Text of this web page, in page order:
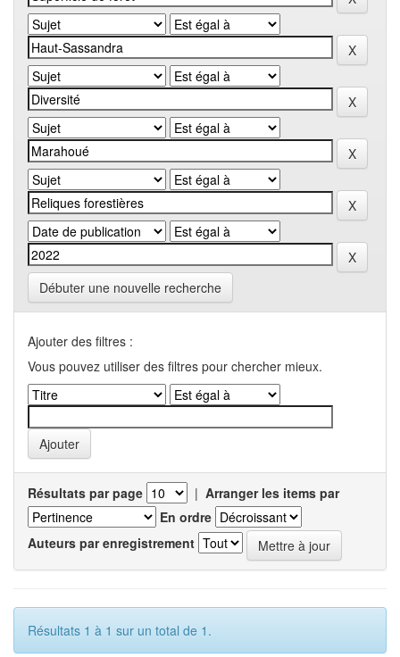
Débuter une nouvelle recherche
Ajouter des filtres :
Vous pouvez utiliser des filtres pour chercher mieux.
Résultats par page | Arranger les items par
En ordre
Auteurs par enregistrement
Résultats 1 à 1 sur un total de 1.